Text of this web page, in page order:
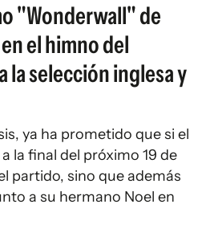
"Wonderwall" de
el himno del
la selección inglesa y
ya ha prometido que si el
la final del próximo 19 de
partido, sino que además
a su hermano Noel en